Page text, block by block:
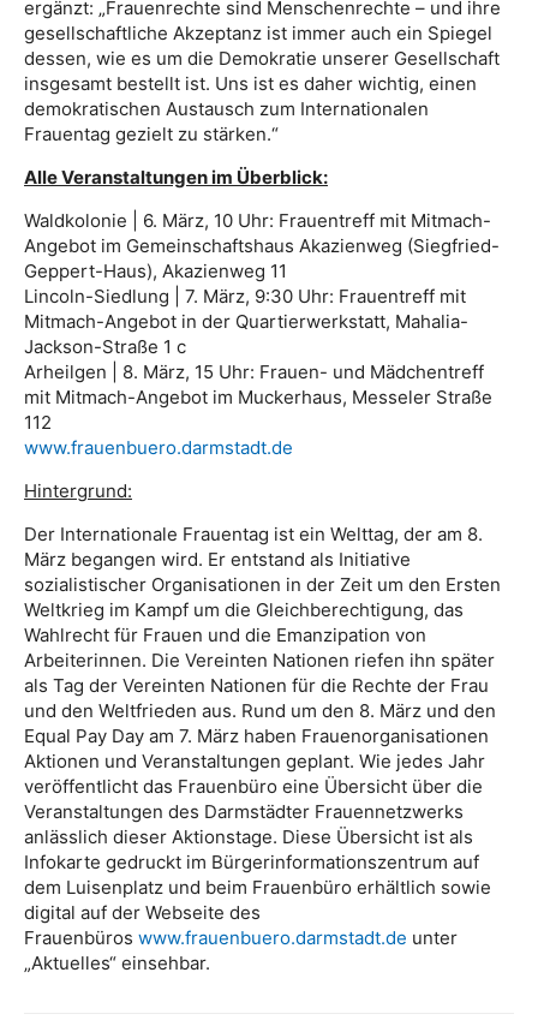
ergänzt: „Frauenrechte sind Menschenrechte – und ihre
gesellschaftliche Akzeptanz ist immer auch ein Spiegel
dessen, wie es um die Demokratie unserer Gesellschaft
insgesamt bestellt ist. Uns ist es daher wichtig, einen
demokratischen Austausch zum Internationalen
Frauentag gezielt zu stärken.“
Alle Veranstaltungen im Überblick:
Waldkolonie | 6. März, 10 Uhr: Frauentreff mit Mitmach-
Angebot im Gemeinschaftshaus Akazienweg (Siegfried-
Geppert-Haus), Akazienweg 11
Lincoln-Siedlung | 7. März, 9:30 Uhr: Frauentreff mit
Mitmach-Angebot in der Quartierwerkstatt, Mahalia-
Jackson-Straße 1 c
Arheilgen | 8. März, 15 Uhr: Frauen- und Mädchentreff
mit Mitmach-Angebot im Muckerhaus, Messeler Straße
112
www.frauenbuero.darmstadt.de
Hintergrund:
Der Internationale Frauentag ist ein Welttag, der am 8.
März begangen wird. Er entstand als Initiative
sozialistischer Organisationen in der Zeit um den Ersten
Weltkrieg im Kampf um die Gleichberechtigung, das
Wahlrecht für Frauen und die Emanzipation von
Arbeiterinnen. Die Vereinten Nationen riefen ihn später
als Tag der Vereinten Nationen für die Rechte der Frau
und den Weltfrieden aus. Rund um den 8. März und den
Equal Pay Day am 7. März haben Frauenorganisationen
Aktionen und Veranstaltungen geplant. Wie jedes Jahr
veröffentlicht das Frauenbüro eine Übersicht über die
Veranstaltungen des Darmstädter Frauennetzwerks
anlässlich dieser Aktionstage. Diese Übersicht ist als
Infokarte gedruckt im Bürgerinformationszentrum auf
dem Luisenplatz und beim Frauenbüro erhältlich sowie
digital auf der Webseite des
Frauenbüros www.frauenbuero.darmstadt.de unter
„Aktuelles“ einsehbar.